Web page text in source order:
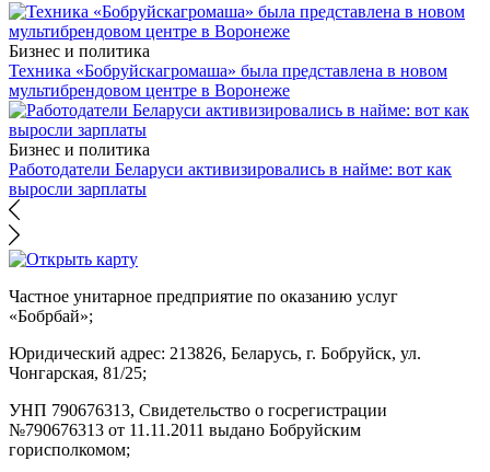
Бизнес и политика
Техника «Бобруйскагромаша» была представлена в новом
мультибрендовом центре в Воронеже
Бизнес и политика
Работодатели Беларуси активизировались в найме: вот как
выросли зарплаты
Частное унитарное предприятие по оказанию услуг
«Бобрбай»;
Юридический адрес: 213826, Беларусь, г. Бобруйск, ул.
Чонгарская, 81/25;
УНП 790676313, Свидетельство о госрегистрации
№790676313 от 11.11.2011 выдано Бобруйским
горисполкомом;